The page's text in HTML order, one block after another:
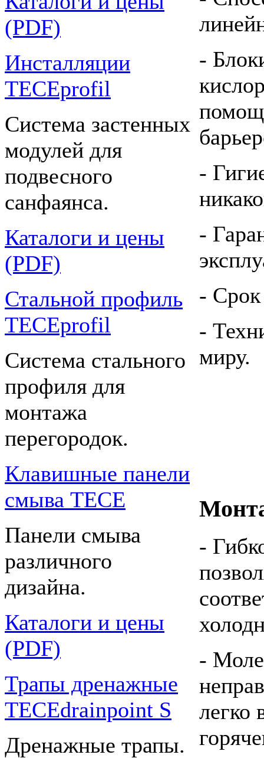
(PDF)
Инсталляции
TECEprofil
Система застенных
модулей для
подвесного
санфаянса.
Каталоги и цены
(PDF)
Стальной профиль
TECEprofil
Система стального
профиля для
монтажа
перегородок.
Клавишные панели
смыва TECE
Панели смыва
различного
дизайна.
Каталоги и цены
(PDF)
Трапы дренажные
TECEdrainpoint S
Дренажные трапы.
-
-
-
- Срок
-
миру.
-
-
легко